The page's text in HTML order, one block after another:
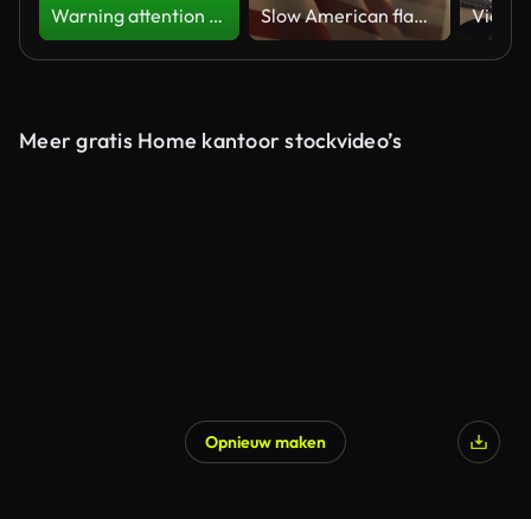
Warning attention yellow hazard message street sign 4k green screen caution animation Slow American flag at sunset during Memorial Day in the United States
Meer gratis Home kantoor stockvideo’s
Opnieuw maken